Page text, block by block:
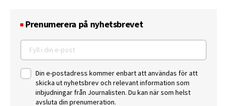
Prenumerera på nyhetsbrevet
Din e-postadress kommer enbart att användas för att
skicka ut nyhetsbrev och relevant information som
inbjudningar från Journalisten. Du kan när som helst
avsluta din prenumeration.